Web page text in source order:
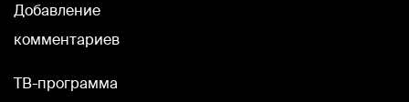
Добавление
комментариев
TВ-программа